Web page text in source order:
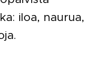
iloa, naurua,